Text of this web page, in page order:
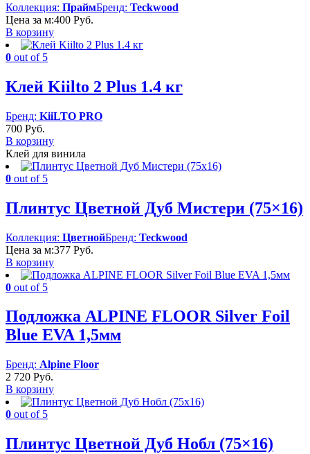
Коллекция: ПраймБренд: Teckwood
Цена за м:400 Руб.
В корзину
0 out of 5
Клей Kiilto 2 Plus 1.4 кг
Бренд: KiiLTO PRO
700 Руб.
В корзину
Клей для винила
0 out of 5
Плинтус Цветной Дуб Мистери (75×16)
Коллекция: ЦветнойБренд: Teckwood
Цена за м:377 Руб.
В корзину
0 out of 5
Подложка ALPINE FLOOR Silver Foil
Blue EVA 1,5мм
Бренд: Alpine Floor
2 720 Руб.
В корзину
0 out of 5
Плинтус Цветной Дуб Нобл (75×16)